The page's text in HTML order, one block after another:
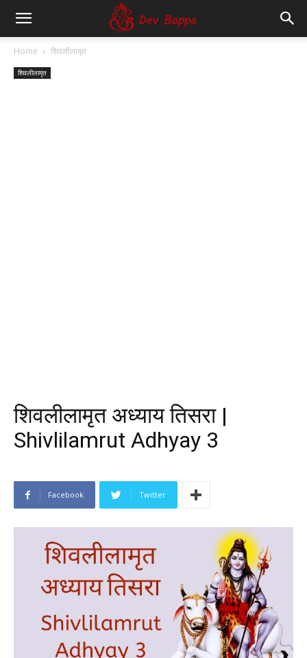
Dev
Bappa
Home शिवलीलामृत
शिवलीलामृत
शिवलीलामृत अध्याय तिसरा |
Shivlilamrut Adhyay 3
Facebook Twitter